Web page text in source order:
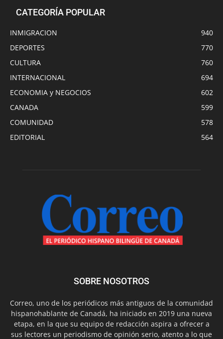
CATEGORÍA POPULAR
INMIGRACION
940
DEPORTES
770
CULTURA
760
INTERNACIONAL
694
ECONOMIA y NEGOCIOS
602
CANADA
599
COMUNIDAD
578
EDITORIAL
564
SOBRE NOSOTROS
Correo, uno de los periódicos más antiguos de la comunidad
hispanohablante de Canadá, ha iniciado en 2019 una nueva
etapa, en la que su equipo de redacción aspira a ofrecer a
sus lectores un periodismo de opinión serio, atento a lo que